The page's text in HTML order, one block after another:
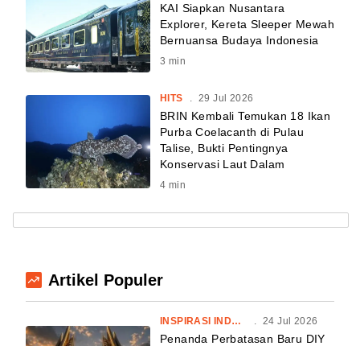
KAI Siapkan Nusantara
Explorer, Kereta Sleeper Mewah
Bernuansa Budaya Indonesia
3 min
HITS 29 Jul 2026
BRIN Kembali Temukan 18 Ikan
Purba Coelacanth di Pulau
Talise, Bukti Pentingnya
Konservasi Laut Dalam
4 min
Artikel Populer
INSPIRASI INDONESIA 24 Jul 2026
Penanda Perbatasan Baru DIY